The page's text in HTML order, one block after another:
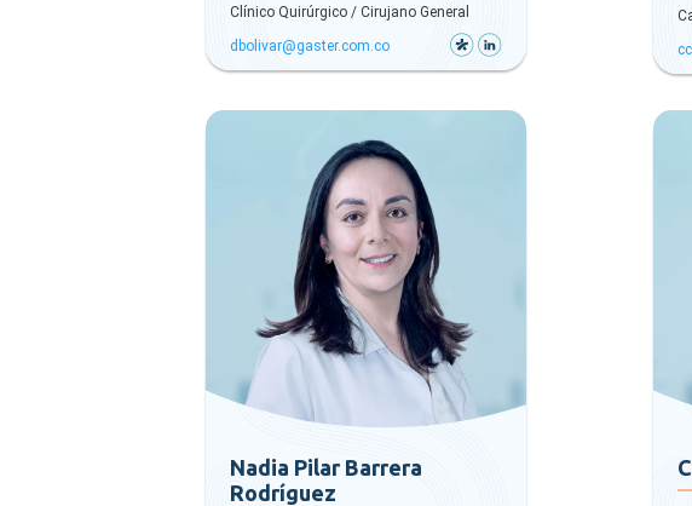
Clínico Quirúrgico / Cirujano General
dbolivar@gaster.com.co
Nadia Pilar Barrera
Rodríguez